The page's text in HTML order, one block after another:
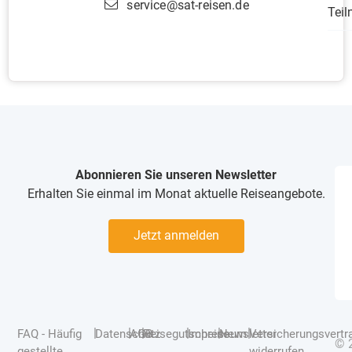
service@sat-reisen.de
Abonnieren Sie unseren Newsletter
Erhalten Sie einmal im Monat aktuelle Reiseangebote.
Jetzt anmelden
FAQ - Häufig
|Datenschutz
|AGB
|Reisegutscheine
|Impressum
|Newsletter
|
©